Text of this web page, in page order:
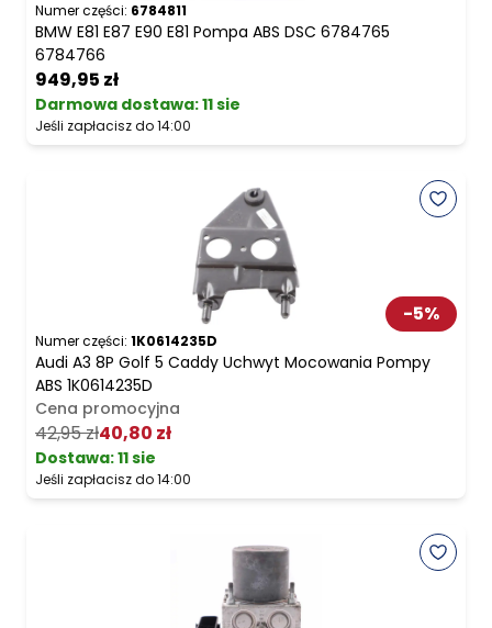
Numer części: 6784811
BMW E81 E87 E90 E81 Pompa ABS DSC 6784765
6784766
949,95 zł
Darmowa dostawa:11 sie
Jeśli zapłacisz do 14:00
-5%
Numer części: 1K0614235D
Audi A3 8P Golf 5 Caddy Uchwyt Mocowania Pompy
ABS 1K0614235D
Cena promocyjna
42,95 zł40,80 zł
Dostawa:11 sie
Jeśli zapłacisz do 14:00